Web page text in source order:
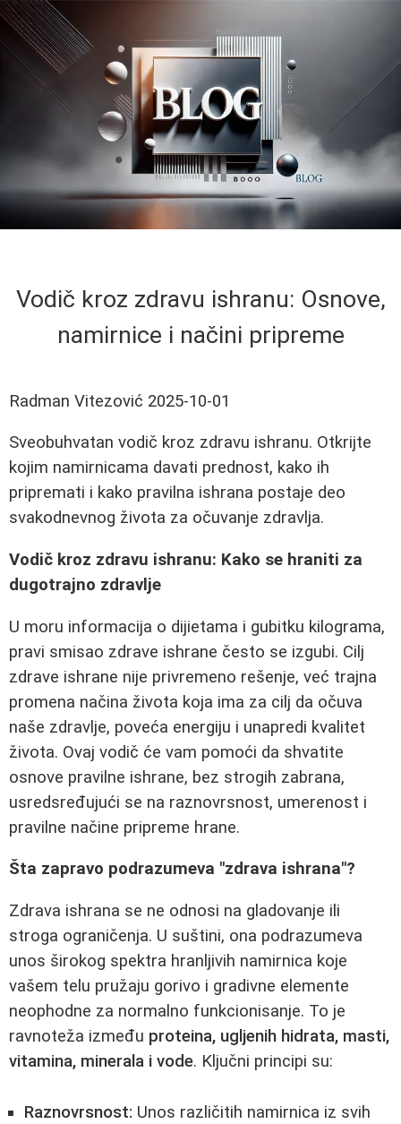
Vodič kroz zdravu ishranu: Osnove,
namirnice i načini pripreme
Radman Vitezović 2025-10-01
Sveobuhvatan vodič kroz zdravu ishranu. Otkrijte
kojim namirnicama davati prednost, kako ih
pripremati i kako pravilna ishrana postaje deo
svakodnevnog života za očuvanje zdravlja.
Vodič kroz zdravu ishranu: Kako se hraniti za
dugotrajno zdravlje
U moru informacija o dijietama i gubitku kilograma,
pravi smisao zdrave ishrane često se izgubi. Cilj
zdrave ishrane nije privremeno rešenje, već trajna
promena načina života koja ima za cilj da očuva
naše zdravlje, poveća energiju i unapredi kvalitet
života. Ovaj vodič će vam pomoći da shvatite
osnove pravilne ishrane, bez strogih zabrana,
usredsređujući se na raznovrsnost, umerenost i
pravilne načine pripreme hrane.
Šta zapravo podrazumeva "zdrava ishrana"?
Zdrava ishrana se ne odnosi na gladovanje ili
stroga ograničenja. U suštini, ona podrazumeva
unos širokog spektra hranljivih namirnica koje
vašem telu pružaju gorivo i gradivne elemente
neophodne za normalno funkcionisanje. To je
ravnoteža između proteina, ugljenih hidrata, masti,
vitamina, minerala i vode. Ključni principi su:
Raznovrsnost: Unos različitih namirnica iz svih